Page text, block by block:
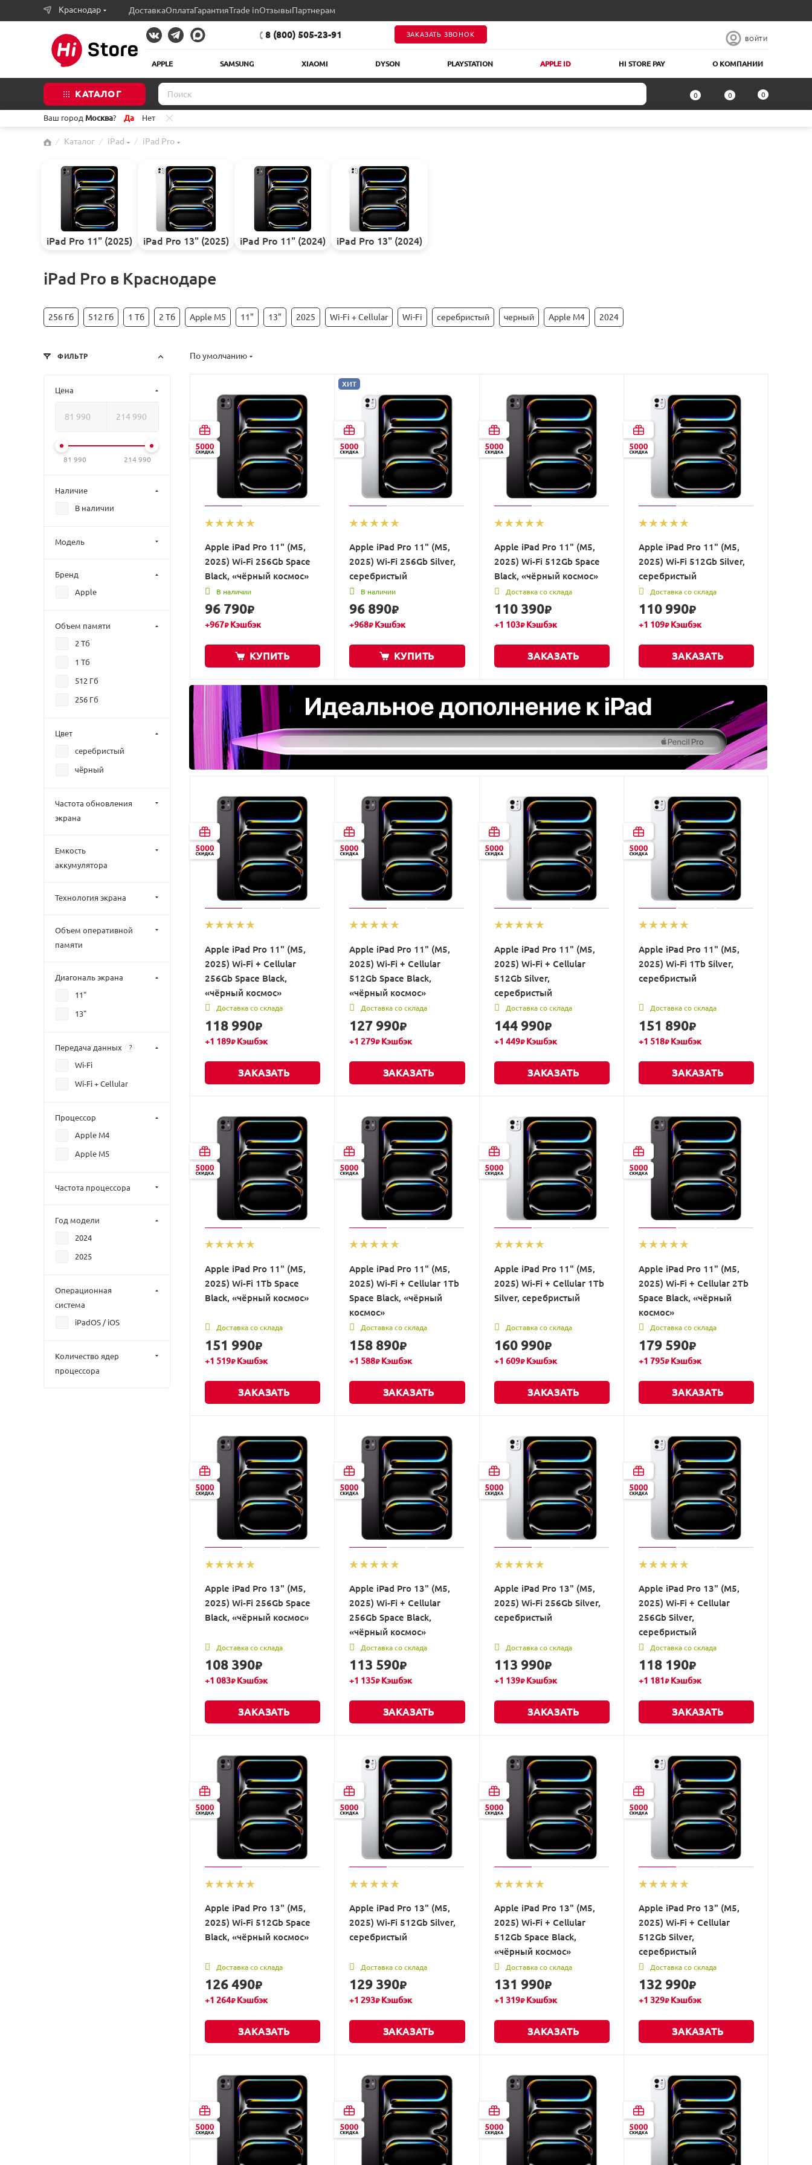
Краснодар ДоставкаОплатаГарантияTrade inОтзывыПартнерам
8 (800) 505-23-91 ЗАКАЗАТЬ ЗВОНОК
ВОЙТИ
APPLE SAMSUNG XIAOMI DYSON PLAYSTATION APPLE ID HI STORE PAY О КОМПАНИИ
КАТАЛОГ 0 0 0
Ваш город Москва? Да Нет
⁄ Каталог ⁄ iPad ⁄ iPad Pro
iPad Pro 11" (2025) iPad Pro 13" (2025) iPad Pro 11" (2024) iPad Pro 13" (2024)
iPad Pro в Краснодаре
256 Гб 512 Гб 1 Тб 2 Тб Apple M5 11" 13" 2025 Wi-Fi + Cellular Wi-Fi серебристый черный Apple M4 2024
По умолчанию
Apple iPad Pro 11" (M5,
2025) Wi-Fi 256Gb Space
Black, «чёрный космос»
В наличии
96 790₽
+967₽Кэшбэк
КУПИТЬ
ХИТ
Apple iPad Pro 11" (M5,
2025) Wi-Fi 256Gb Silver,
серебристый
В наличии
96 890₽
+968₽Кэшбэк
КУПИТЬ
Apple iPad Pro 11" (M5,
2025) Wi-Fi 512Gb Space
Black, «чёрный космос»
Доставка со склада
110 390₽
+1 103₽Кэшбэк
ЗАКАЗАТЬ
Apple iPad Pro 11" (M5,
2025) Wi-Fi 512Gb Silver,
серебристый
Доставка со склада
110 990₽
+1 109₽Кэшбэк
ЗАКАЗАТЬ
Apple iPad Pro 11" (M5,
2025) Wi-Fi + Cellular
256Gb Space Black,
«чёрный космос»
Доставка со склада
118 990₽
+1 189₽Кэшбэк
ЗАКАЗАТЬ
Apple iPad Pro 11" (M5,
2025) Wi-Fi + Cellular
512Gb Space Black,
«чёрный космос»
Доставка со склада
127 990₽
+1 279₽Кэшбэк
ЗАКАЗАТЬ
Apple iPad Pro 11" (M5,
2025) Wi-Fi + Cellular
512Gb Silver,
серебристый
Доставка со склада
144 990₽
+1 449₽Кэшбэк
ЗАКАЗАТЬ
Apple iPad Pro 11" (M5,
2025) Wi-Fi 1Tb Silver,
серебристый
Доставка со склада
151 890₽
+1 518₽Кэшбэк
ЗАКАЗАТЬ
Apple iPad Pro 11" (M5,
2025) Wi-Fi 1Tb Space
Black, «чёрный космос»
Доставка со склада
151 990₽
+1 519₽Кэшбэк
ЗАКАЗАТЬ
Apple iPad Pro 11" (M5,
2025) Wi-Fi + Cellular 1Tb
Space Black, «чёрный
космос»
Доставка со склада
158 890₽
+1 588₽Кэшбэк
ЗАКАЗАТЬ
Apple iPad Pro 11" (M5,
2025) Wi-Fi + Cellular 1Tb
Silver, серебристый
Доставка со склада
160 990₽
+1 609₽Кэшбэк
ЗАКАЗАТЬ
Apple iPad Pro 11" (M5,
2025) Wi-Fi + Cellular 2Tb
Space Black, «чёрный
космос»
Доставка со склада
179 590₽
+1 795₽Кэшбэк
ЗАКАЗАТЬ
Apple iPad Pro 13" (M5,
2025) Wi-Fi 256Gb Space
Black, «чёрный космос»
Доставка со склада
108 390₽
+1 083₽Кэшбэк
ЗАКАЗАТЬ
Apple iPad Pro 13" (M5,
2025) Wi-Fi + Cellular
256Gb Space Black,
«чёрный космос»
Доставка со склада
113 590₽
+1 135₽Кэшбэк
ЗАКАЗАТЬ
Apple iPad Pro 13" (M5,
2025) Wi-Fi 256Gb Silver,
серебристый
Доставка со склада
113 990₽
+1 139₽Кэшбэк
ЗАКАЗАТЬ
Apple iPad Pro 13" (M5,
2025) Wi-Fi + Cellular
256Gb Silver,
серебристый
Доставка со склада
118 190₽
+1 181 ₽Кэшбэк
ЗАКАЗАТЬ
Apple iPad Pro 13" (M5,
2025) Wi-Fi 512Gb Space
Black, «чёрный космос»
Доставка со склада
126 490₽
+1 264₽Кэшбэк
ЗАКАЗАТЬ
Apple iPad Pro 13" (M5,
2025) Wi-Fi 512Gb Silver,
серебристый
Доставка со склада
129 390₽
+1 293₽Кэшбэк
ЗАКАЗАТЬ
Apple iPad Pro 13" (M5,
2025) Wi-Fi + Cellular
512Gb Space Black,
«чёрный космос»
Доставка со склада
131 990₽
+1 319₽Кэшбэк
ЗАКАЗАТЬ
Apple iPad Pro 13" (M5,
2025) Wi-Fi + Cellular
512Gb Silver,
серебристый
Доставка со склада
132 990₽
+1 329₽Кэшбэк
ЗАКАЗАТЬ
ФИЛЬТР
Цена
81 990 214 990
Наличие
В наличии
Модель
Бренд
Apple
Объем памяти
2 Тб
1 Тб
512 Гб
256 Гб
Цвет
серебристый
чёрный
Частота обновления
экрана
Емкость
аккумулятора
Технология экрана
Объем оперативной
памяти
Диагональ экрана
11"
13"
Передача данных ?
Wi-Fi
Wi-Fi + Cellular
Процессор
Apple M4
Apple M5
Частота процессора
Год модели
2024
2025
Операционная
система
iPadOS / iOS
Количество ядер
процессора